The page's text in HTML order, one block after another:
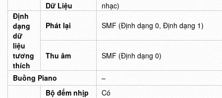
Dữ Liệu
nhạc)
Định
dạng
dữ
liệu
tương
thích
Phát lại SMF (Định dạng 0, Định dạng 1)
Thu âm SMF (Định dạng 0)
Buồng Piano –
Bộ đếm nhịp
Có